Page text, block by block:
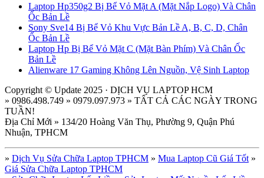
Laptop Hp350g2 Bị Bể Vỏ Mặt A (Mặt Nắp Logo) Và Chân
Ốc Bản Lề
Sony Sve14 Bị Bể Vỏ Khu Vực Bản Lề A, B, C, D, Chân
Ốc Bản Lề
Laptop Hp Bị Bể Vỏ Mặt C (Mặt Bàn Phím) Và Chân Ốc
Bản Lề
Alienware 17 Gaming Không Lên Nguồn, Vệ Sinh Laptop
Copyright © Update 2025 · DỊCH VỤ LAPTOP HCM
» 0986.498.749 » 0979.097.973 » TẤT CẢ CÁC NGÀY TRONG
TUẦN!
Địa Chỉ Mới » 134/20 Hoàng Văn Thụ, Phường 9, Quận Phú
Nhuận, TPHCM
» Dịch Vụ Sửa Chữa Laptop TPHCM » Mua Laptop Cũ Giá Tốt »
Giá Sửa Chữa Laptop TPHCM